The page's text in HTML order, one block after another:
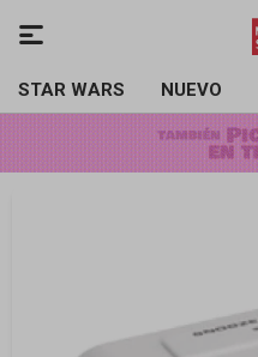
STAR WARS NUEVO
